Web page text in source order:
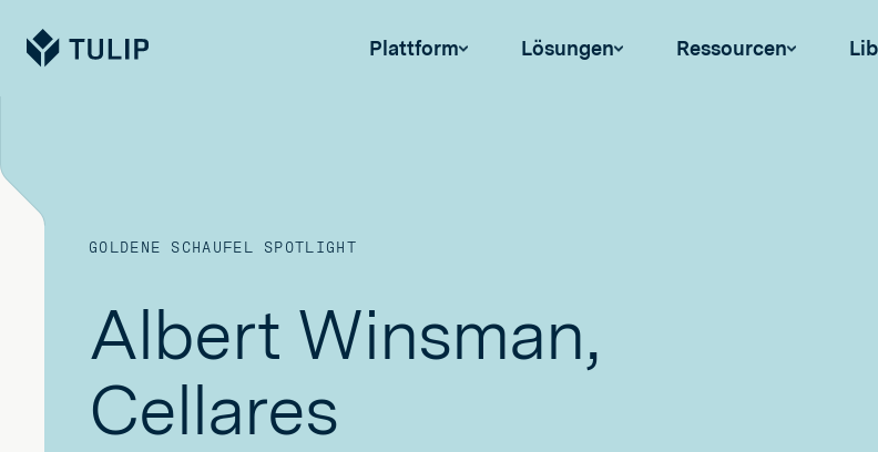
Tulip Plattform Lösungen Ressourcen
GOLDENE SCHAUFEL SPOTLIGHT
Albert Winsman,
Cellares